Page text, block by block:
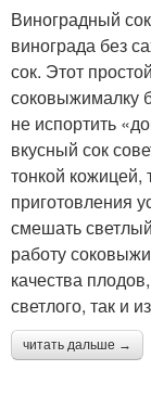
Виноградный
винограда без
сок. Этот
соковыжималку
не испортить
вкусный сок
тонкой кожицей,
приготовления
смешать
работу
качества
светлого, так и
читать дальше →